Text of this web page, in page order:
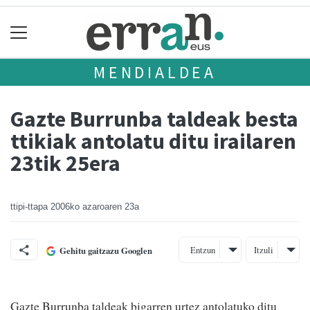
MENDIALDEA
Gazte Burrunba taldeak besta
ttikiak antolatu ditu irailaren
23tik 25era
ttipi-ttapa 2006ko azaroaren 23a
Gehitu gaitzazu Googlen Entzun Itzuli
Gazte Burrunba taldeak bigarren urtez antolatuko ditu